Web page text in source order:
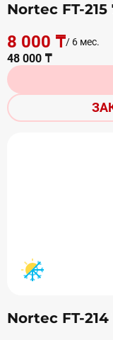
Nortec FT-215
8 000 ₸/ 6 мес.
48 000 ₸
Nortec FT-214